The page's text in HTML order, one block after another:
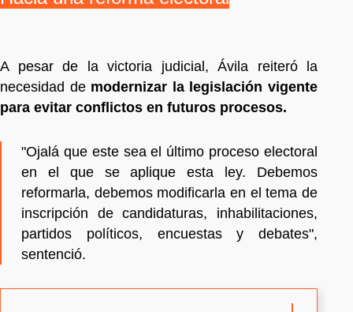
A pesar de la victoria judicial, Ávila reiteró la
necesidad demodernizar la legislación vigente
para evitar conflictos en futuros procesos.
"Ojalá que este sea el último proceso electoral
en el que se aplique esta ley. Debemos
reformarla, debemos modificarla en el tema de
inscripción de candidaturas, inhabilitaciones,
partidos políticos, encuestas y debates",
sentenció.